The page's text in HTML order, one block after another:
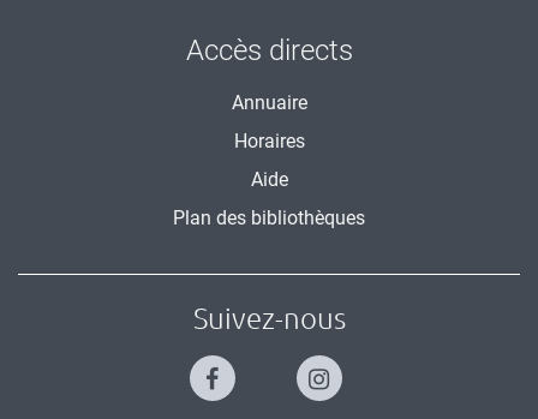
Accès directs
Annuaire
Horaires
Aide
Plan des bibliothèques
Suivez-nous